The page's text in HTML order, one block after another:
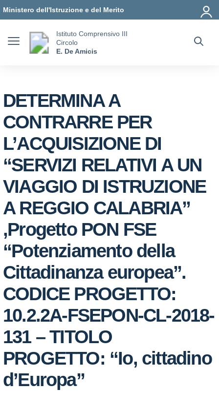
Ministero dell'Istruzione e del Merito
Istituto Comprensivo III
Circolo
E. De Amicis
DETERMINA A
CONTRARRE PER
L’ACQUISIZIONE DI
“SERVIZI RELATIVI A UN
VIAGGIO DI ISTRUZIONE
A REGGIO CALABRIA”
,Progetto PON FSE
“Potenziamento della
Cittadinanza europea”.
CODICE PROGETTO:
10.2.2A-FSEPON-CL-2018-
131 – TITOLO
PROGETTO: “Io, cittadino
d’Europa”